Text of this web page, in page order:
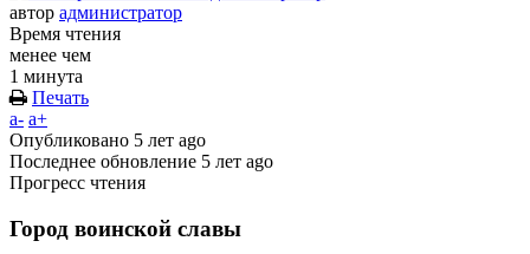
автор администратор
Время чтения
менее чем
1 минута
Печать
a- a+
Опубликовано 5 лет ago
Последнее обновление 5 лет ago
Прогресс чтения
Город воинской славы